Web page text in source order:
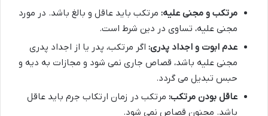
مرتکب و مجنی علیه: مرتکب باید عاقل و بالغ باشد. در مورد
مجنی علیه، تساوی در دین شرط است.
عدم ابوت و اجداد پدری: اگر مرتکب، پدر یا از اجداد پدری
مجنی علیه باشد، قصاص جاری نمی شود و مجازات به دیه و
حبس تبدیل می گردد.
عاقل بودن مرتکب: مرتکب در زمان ارتکاب جرم باید عاقل
باشد. مجنون قصاص نمی شود.